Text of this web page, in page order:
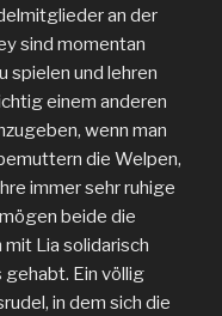
an der
sind momentan
spielen und lehren
einem anderen
wenn man
die Welpen,
immer sehr ruhige
beide die
Lia solidarisch
Ein völlig
in dem sich die